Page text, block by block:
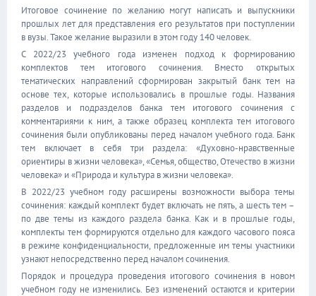
Итоговое сочинение по желанию могут написать и выпускники
прошлых лет для представления его результатов при поступлении
в вузы. Такое желание выразили в этом году 140 человек.
С 2022/23 учебного года изменен подход к формированию
комплектов тем итогового сочинения. Вместо открытых
тематических направлений сформирован закрытый банк тем на
основе тех, которые использовались в прошлые годы. Названия
разделов и подразделов банка тем итогового сочинения с
комментариями к ним, а также образец комплекта тем итогового
сочинения были опубликованы перед началом учебного года. Банк
тем включает в себя три раздела: «Духовно-нравственные
ориентиры в жизни человека», «Семья, общество, Отечество в жизни
человека» и «Природа и культура в жизни человека».
В 2022/23 учебном году расширены возможности выбора темы
сочинения: каждый комплект будет включать не пять, а шесть тем –
по две темы из каждого раздела банка. Как и в прошлые годы,
комплекты тем формируются отдельно для каждого часового пояса
в режиме конфиденциальности, предложенные им темы участники
узнают непосредственно перед началом сочинения.
Порядок и процедура проведения итогового сочинения в новом
учебном году не изменились. Без изменений остаются и критерии